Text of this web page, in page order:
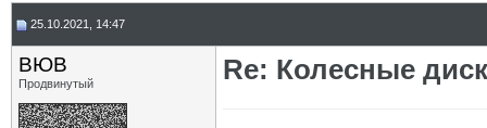
25.10.2021, 14:47
ВЮВ
Продвинутый Re: Колесные